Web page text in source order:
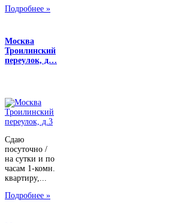
Подробнее »
Москва
Троилинский
переулок, д…
Сдаю
посуточно /
на сутки и по
часам 1-комн.
квартиру,...
Подробнее »